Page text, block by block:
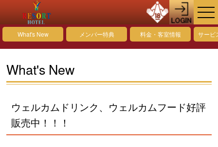
What's New メンバー特典 料金・客室情報 サービ
What's New
ウェルカムドリンク、ウェルカムフード好評
販売中！！！